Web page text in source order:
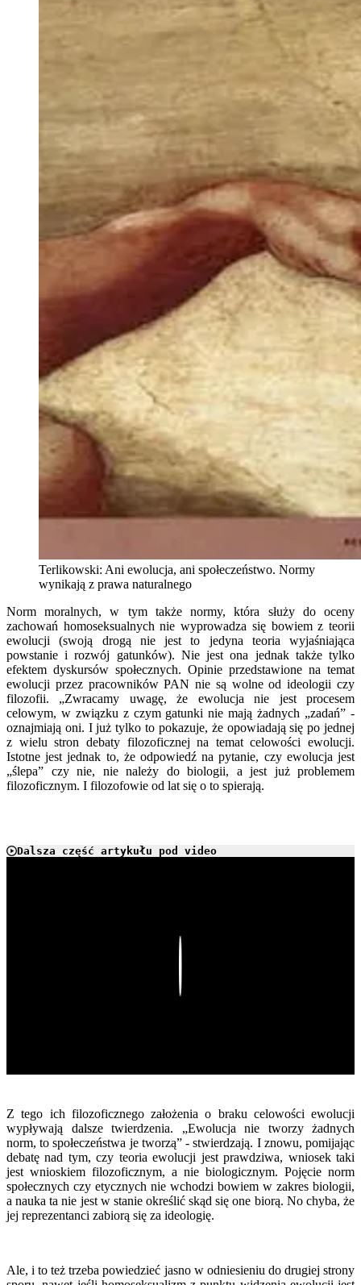
Terlikowski: Ani ewolucja, ani społeczeństwo. Normy
wynikają z prawa naturalnego
Norm moralnych, w tym także normy, która służy do oceny
zachowań homoseksualnych nie wyprowadza się bowiem z teorii
ewolucji (swoją drogą nie jest to jedyna teoria wyjaśniająca
powstanie i rozwój gatunków). Nie jest ona jednak także tylko
efektem dyskursów społecznych. Opinie przedstawione na temat
ewolucji przez pracowników PAN nie są wolne od ideologii czy
filozofii. „Zwracamy uwagę, że ewolucja nie jest procesem
celowym, w związku z czym gatunki nie mają żadnych „zadań” -
oznajmiają oni. I już tylko to pokazuje, że opowiadają się po jednej
z wielu stron debaty filozoficznej na temat celowości ewolucji.
Istotne jest jednak to, że odpowiedź na pytanie, czy ewolucja jest
„ślepa” czy nie, nie należy do biologii, a jest już problemem
filozoficznym. I filozofowie od lat się o to spierają.
Dalsza część artykułu pod video
Z tego ich filozoficznego założenia o braku celowości ewolucji
wypływają dalsze twierdzenia. „Ewolucja nie tworzy żadnych
norm, to społeczeństwa je tworzą” - stwierdzają. I znowu, pomijając
debatę nad tym, czy teoria ewolucji jest prawdziwa, wniosek taki
jest wnioskiem filozoficznym, a nie biologicznym. Pojęcie norm
społecznych czy etycznych nie wchodzi bowiem w zakres biologii,
a nauka ta nie jest w stanie określić skąd się one biorą. No chyba, że
jej reprezentanci zabiorą się za ideologię.
Ale, i to też trzeba powiedzieć jasno w odniesieniu do drugiej strony